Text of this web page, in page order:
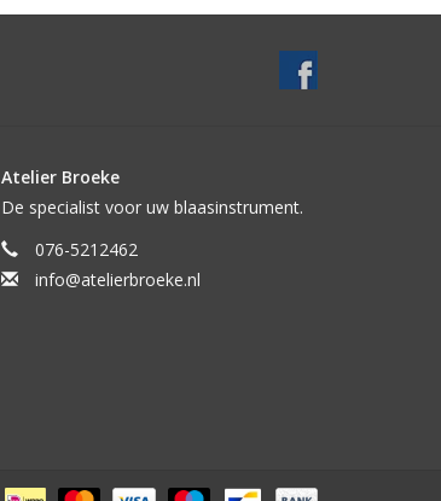
Atelier Broeke
De specialist voor uw blaasinstrument.
076-5212462
info@atelierbroeke.nl